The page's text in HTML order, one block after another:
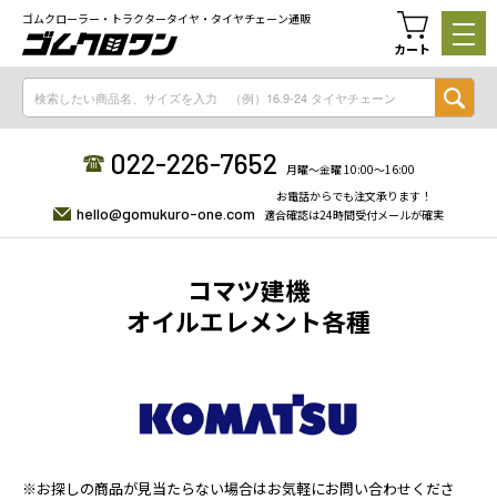
ゴムクローラー・トラクタータイヤ・タイヤチェーン通販
カート
022-226-7652 月曜〜金曜 10:00〜16:00
hello@gomukuro-one.com
お電話からでも注文承ります！
適合確認は24時間受付メールが確実
コマツ建機
オイルエレメント各種
※お探しの商品が見当たらない場合はお気軽にお問い合わせくださ